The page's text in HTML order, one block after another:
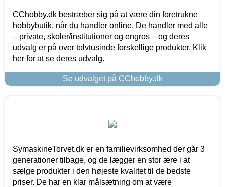
CChobby.dk bestræber sig på at være din foretrukne
hobbybutik, når du handler online. De handler med alle
– private, skoler/institutioner og engros – og deres
udvalg er på over tolvtusinde forskellige produkter. Klik
her for at se deres udvalg.
Se udvalget på CChobby.dk
SymaskineTorvet.dk er en familievirksomhed der går 3
generationer tilbage, og de lægger en stor ære i at
sælge produkter i den højeste kvalitet til de bedste
priser. De har en klar målsætning om at være